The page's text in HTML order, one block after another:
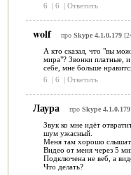
6
| 6 | Ответить
wolf про Skype 4.1.0.179
А кто сказал, что "вы
мира"? Звонки платные,
себе, мне больше
6
| 6 | Ответить
Лаура про Skype 4.1.0.179
Звук ко мне идёт
шум ужасный.
Меня там хорошо слышат.
Видео от меня через 5
Подключена не веб, а
Что делать?